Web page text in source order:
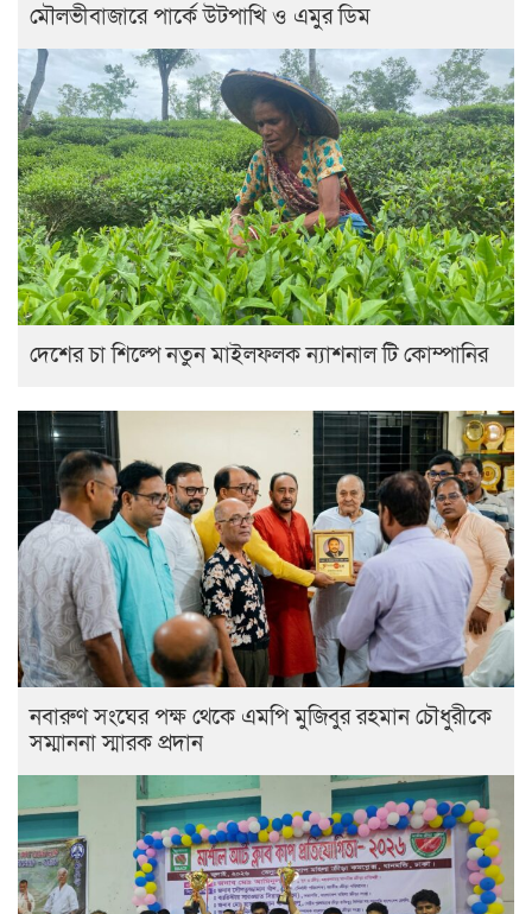
মৌলভীবাজারে পার্কে উটপাখি ও এমুর ডিম
দেশের চা শিল্পে নতুন মাইলফলক ন্যাশনাল টি কোম্পানির
নবারুণ সংঘের পক্ষ থেকে এমপি মুজিবুর রহমান চৌধুরীকে
সম্মাননা স্মারক প্রদান